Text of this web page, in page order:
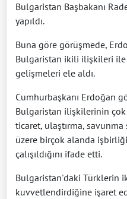
Bulgaristan Başbakanı
yapıldı.
Buna göre görüşmede,
Bulgaristan ikili ilişkileri
gelişmeleri ele aldı.
Cumhurbaşkanı Erdoğan
Bulgaristan ilişkilerinin
ticaret, ulaştırma,
üzere birçok alanda
çalışıldığını ifade etti.
Bulgaristan'daki Türklerin
kuvvetlendirdiğine işaret